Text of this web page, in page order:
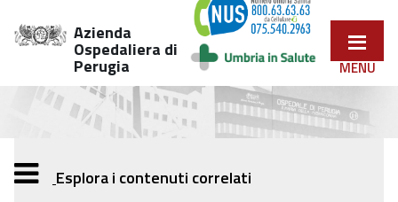
menu
navigazione
Vai
Azienda
Ospedaliera di
Perugia
Esplora i contenuti correlati